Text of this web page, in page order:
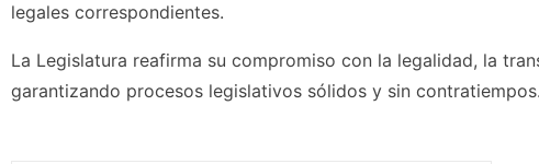
legales correspondientes.
La Legislatura reafirma su compromiso con la legalidad, la
garantizando procesos legislativos sólidos y sin contratiempos.